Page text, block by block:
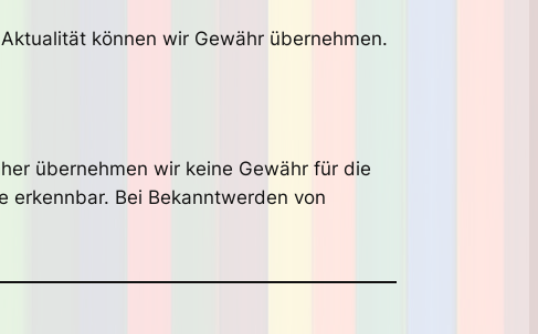
können wir Gewähr übernehmen.
übernehmen wir keine Gewähr für die
erkennbar. Bei Bekanntwerden von